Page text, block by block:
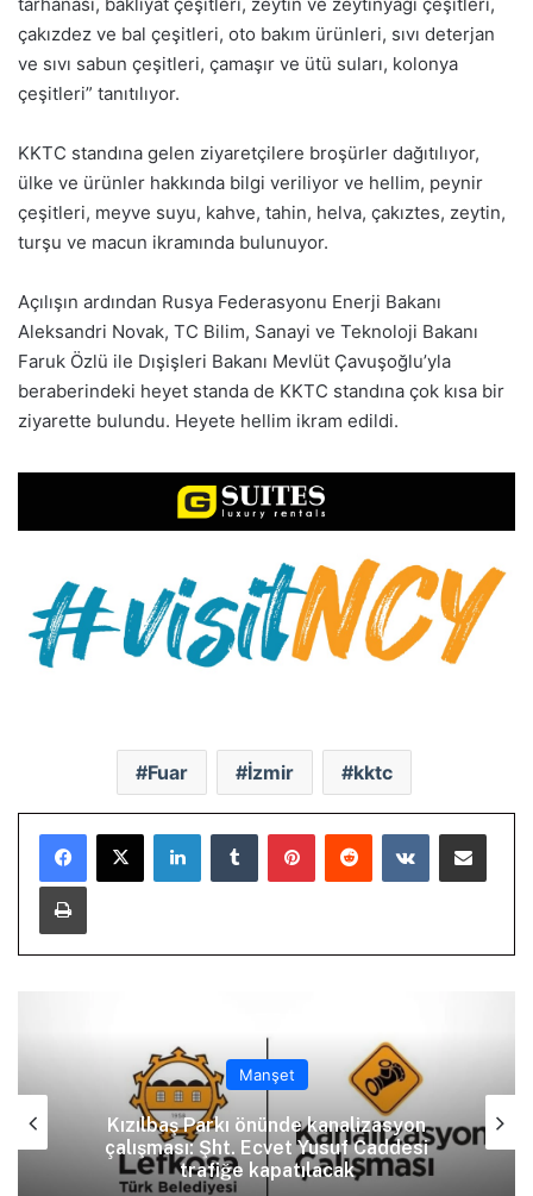
çakızdez ve bal çeşitleri, oto bakım ürünleri, sıvı deterjan
ve sıvı sabun çeşitleri, çamaşır ve ütü suları, kolonya
çeşitleri” tanıtılıyor.
KKTC standına gelen ziyaretçilere broşürler dağıtılıyor,
ülke ve ürünler hakkında bilgi veriliyor ve hellim, peynir
çeşitleri, meyve suyu, kahve, tahin, helva, çakıztes, zeytin,
turşu ve macun ikramında bulunuyor.
Açılışın ardından Rusya Federasyonu Enerji Bakanı
Aleksandri Novak, TC Bilim, Sanayi ve Teknoloji Bakanı
Faruk Özlü ile Dışişleri Bakanı Mevlüt Çavuşoğlu’yla
beraberindeki heyet standa de KKTC standına çok kısa bir
ziyarette bulundu. Heyete hellim ikram edildi.
Fuar İzmir kktc
LinkedInTumblr PinterestReddit VKontakteE-Posta ile paylaş
Yazdır
Manşet
Kızılbaş Parkı önünde kanalizasyon
çalışması: Şht. Ecvet Yusuf Caddesi
trafiğe kapatılacak